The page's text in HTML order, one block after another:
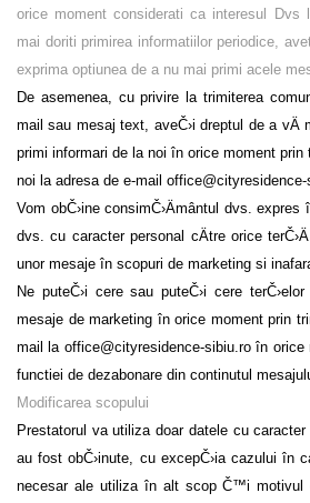
orice moment considerati ca interesul
mai doriti primirea informatiilor periodice,
exprima optiunea de a nu mai primi acele
De asemenea, cu privire la trimiterea
mail sau mesaj text, aveČ›i dreptul de a vÄ
primi informari de la noi în orice moment prin
noi la adresa de e-mail office@cityresidence-
Vom obČ›ine consimČ›Ämântul dvs.
dvs. cu caracter personal cÄtre orice
unor mesaje în scopuri de marketing si
Ne puteČ›i cere sau puteČ›i cere terČ›elor
mesaje de marketing în orice moment prin
mail la office@cityresidence-sibiu.roîn orice
functiei de dezabonare din continutul
Modificarea scopului
Prestatorul va utiliza doar datele cu
au fost obČ›inute, cu excepČ›ia cazului în
necesar ale utiliza în alt scop Č™i motivul